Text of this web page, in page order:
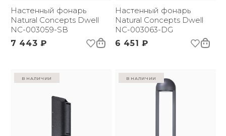
Настенный фонарь
Natural Concepts Dwell
NC-003059-SB
7 443 ₽
Настенный фонарь
Natural Concepts Dwell
NC-003063-DG
6 451 ₽
в наличии в наличии